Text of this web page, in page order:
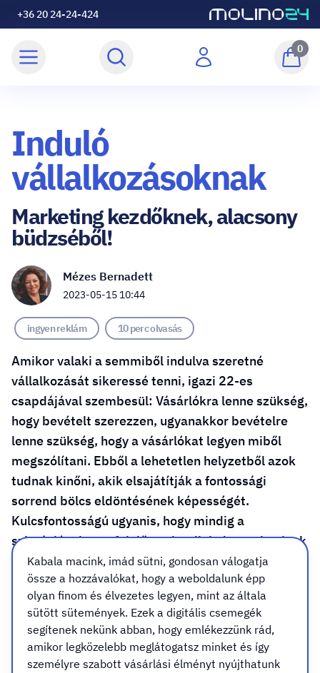
+36 20 24-24-424
0
Induló
vállalkozásoknak
Marketing kezdőknek, alacsony
büdzséből!
Mézes Bernadett
2023-05-15 10:44
ingyen reklám 10 perc olvasás
Amikor valaki a semmiből indulva szeretné
vállalkozását sikeressé tenni, igazi 22-es
csapdájával szembesül: Vásárlókra lenne szükség,
hogy bevételt szerezzen, ugyanakkor bevételre
lenne szükség, hogy a vásárlókat legyen miből
megszólítani. Ebből a lehetetlen helyzetből azok
tudnak kinőni, akik elsajátítják a fontossági
sorrend bölcs eldöntésének képességét.
Kulcsfontosságú ugyanis, hogy mindig a
szituációnak megfelelően el tudjuk dönteni, minek
kell tökéletesnek lennie, minek elég jónak, és mi
ami még felesleges. Ez aranyszabályként
mindenre jól működik egy cég életében. Mivel mi
elsősorban a céged megjelenésében tudunk
segíteni neked, ezért ebben a témakörben
szedtünk csokorba számodra néhány tanácsot.
Kabala macink, imád sütni, gondosan válogatja
össze a hozzávalókat, hogy a weboldalunk épp
olyan finom és élvezetes legyen, mint az általa
sütött sütemények. Ezek a digitális csemegék
segítenek nekünk abban, hogy emlékezzünk rád,
amikor legközelebb meglátogatsz minket és így
személyre szabott vásárlási élményt nyújthatunk